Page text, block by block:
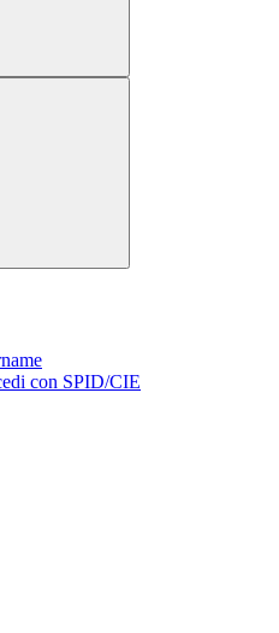
con SPID/CIE